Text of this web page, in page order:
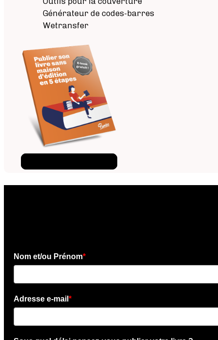
Générateur de codes-barres
Wetransfer
Nom et/ou Prénom*
Adresse e-mail *